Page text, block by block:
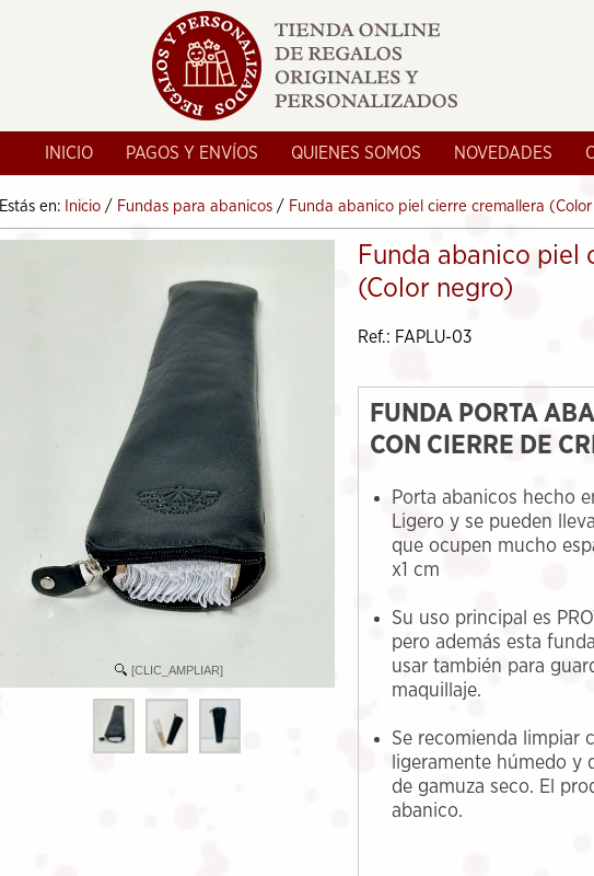
INICIO PAGOS Y ENVÍOS QUIENES SOMOS NOVEDADES
Estás en: Inicio / Fundas para abanicos / Funda abanico piel cierre cremallera
[CLIC_AMPLIAR]
Funda abanico piel
(Color negro)
Ref.: FAPLU-03
FUNDA PORTA
CON CIERRE DE
Porta abanicos hecho
Ligero y se pueden
que ocupen mucho
x1 cm
Su uso principal es
pero además esta
usar también para
maquillaje.
Se recomienda limpiar
ligeramente húmedo y
de gamuza seco. El
abanico.